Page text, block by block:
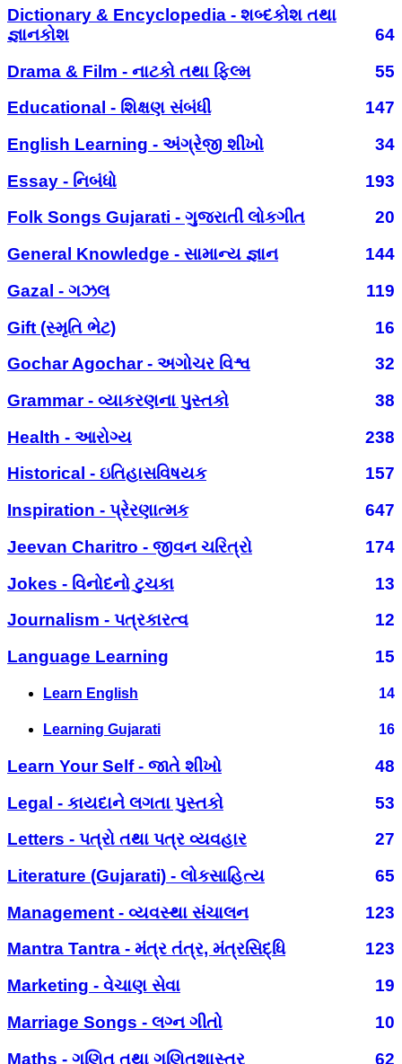
Dictionary & Encyclopedia - શબ્દકોશ તથા
જ્ઞાનકોશ
64
Drama & Film - નાટકો તથા ફિલ્મ
55
Educational - શિક્ષણ સંબંધી
147
English Learning - અંગ્રેજી શીખો
34
Essay - નિબંધો
193
Folk Songs Gujarati - ગુજરાતી લોકગીત
20
General Knowledge - સામાન્ય જ્ઞાન
144
Gazal - ગઝલ
119
Gift (સ્મૃતિ ભેટ)
16
Gochar Agochar - અગોચર વિશ્વ
32
Grammar - વ્યાકરણના પુસ્તકો
38
Health - આરોગ્ય
238
Historical - ઇતિહાસવિષયક
157
Inspiration - પ્રેરણાત્મક
647
Jeevan Charitro - જીવન ચરિત્રો
174
Jokes - વિનોદનો ટુચકા
13
Journalism - પત્રકારત્વ
12
Language Learning
15
Learn English 14
Learning Gujarati 16
Learn Your Self - જાતે શીખો
48
Legal - કાયદાને લગતા પુસ્તકો
53
Letters - પત્રો તથા પત્ર વ્યવહાર
27
Literature (Gujarati) - લોકસાહિત્ય
65
Management - વ્યવસ્થા સંચાલન
123
Mantra Tantra - મંત્ર તંત્ર, મંત્રસિદ્ધિ
123
Marketing - વેચાણ સેવા
19
Marriage Songs - લગ્ન ગીતો
10
Maths - ગણિત તથા ગણિતશાસ્ત્ર
62